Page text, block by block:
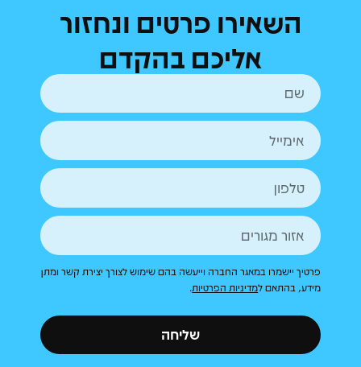
השאירו פרטים ונחזור
אליכם בהקדם
פרטיך יישמרו במאגר החברה וייעשה בהם שימוש לצורך יצירת קשר ומתן
מידע, בהתאם למדיניות הפרטיות.
שליחה